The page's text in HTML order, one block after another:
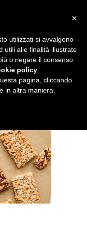
×
utilizzati si avvalgono
utili alle finalità illustrate
o negare il consenso
policy
pagina, cliccando
in altra maniera,